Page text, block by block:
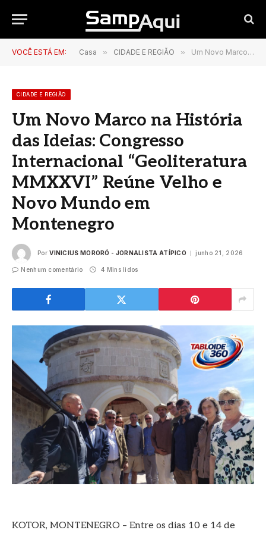
VOCÊ ESTÁ EM: Casa » CIDADE E REGIÃO » Um Novo Marco na História das Ideias: Congresso Internacional “Geoliteratura MMXXVI” Reúne Velho e Novo Mundo em Montenegro
CIDADE E REGIÃO
Um Novo Marco na História
das Ideias: Congresso
Internacional “Geoliteratura
MMXXVI” Reúne Velho e
Novo Mundo em
Montenegro
Por VINICIUS MORORÓ - JORNALISTA ATÍPICO junho 21, 2026
Nenhum comentário 4 Mins lidos
KOTOR, MONTENEGRO – Entre os dias 10 e 14 de